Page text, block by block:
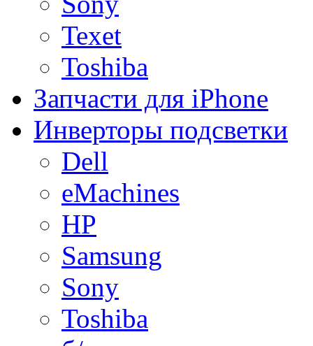
Texet
Toshiba
Запчасти для iPhone
Инверторы подсветки
Dell
eMachines
HP
Samsung
Sony
Toshiba